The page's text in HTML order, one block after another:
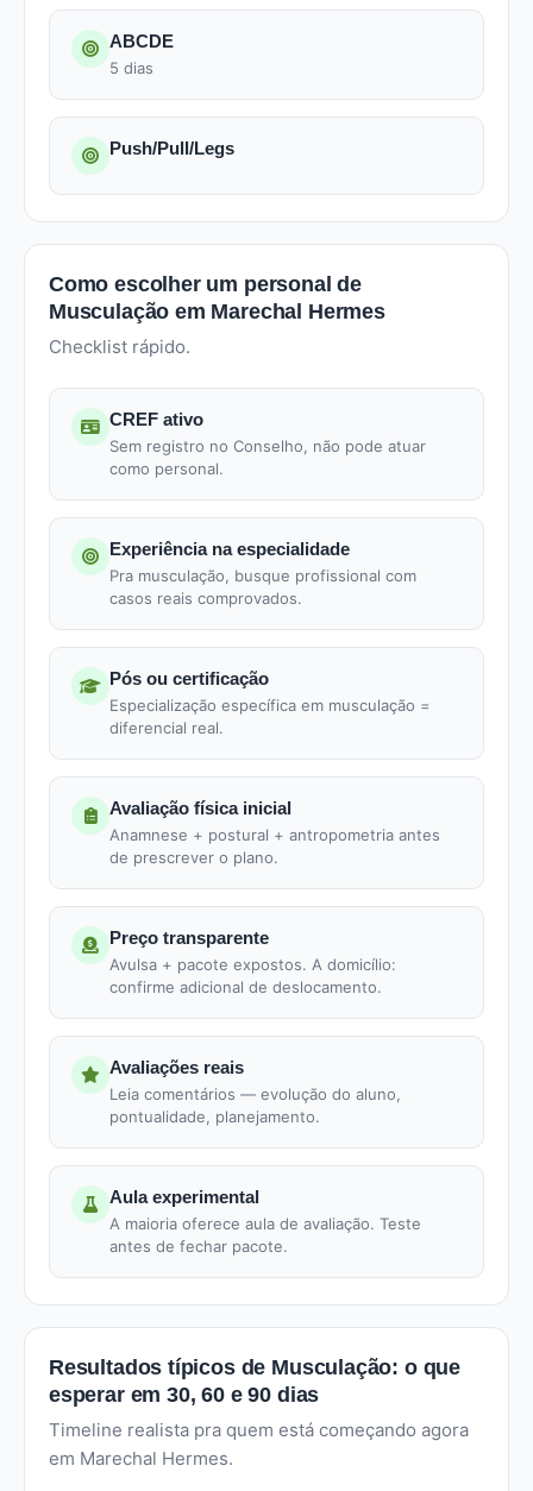
ABCDE
5 dias
Push/Pull/Legs
Como escolher um personal de
Musculação em Marechal Hermes
Checklist rápido.
CREF ativo
Sem registro no Conselho, não pode atuar
como personal.
Experiência na especialidade
Pra musculação, busque profissional com
casos reais comprovados.
Pós ou certificação
Especialização específica em musculação =
diferencial real.
Avaliação física inicial
Anamnese + postural + antropometria antes
de prescrever o plano.
Preço transparente
Avulsa + pacote expostos. A domicílio:
confirme adicional de deslocamento.
Avaliações reais
Leia comentários — evolução do aluno,
pontualidade, planejamento.
Aula experimental
A maioria oferece aula de avaliação. Teste
antes de fechar pacote.
Resultados típicos de Musculação: o que
esperar em 30, 60 e 90 dias
Timeline realista pra quem está começando agora
em Marechal Hermes.